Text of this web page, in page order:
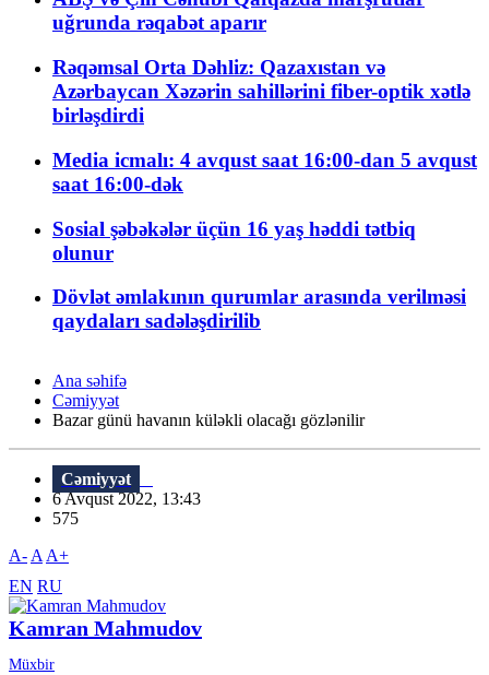
uğrunda rəqabət aparır
Rəqəmsal Orta Dəhliz: Qazaxıstan və
Azərbaycan Xəzərin sahillərini fiber-optik xətlə
birləşdirdi
Media icmalı: 4 avqust saat 16:00-dan 5 avqust
saat 16:00-dək
Sosial şəbəkələr üçün 16 yaş həddi tətbiq
olunur
Dövlət əmlakının qurumlar arasında verilməsi
qaydaları sadələşdirilib
Ana səhifə
Cəmiyyət
Bazar günü havanın küləkli olacağı gözlənilir
Cəmiyyət
6 Avqust 2022, 13:43
575
A- A A+
EN RU
Kamran Mahmudov
Müxbir